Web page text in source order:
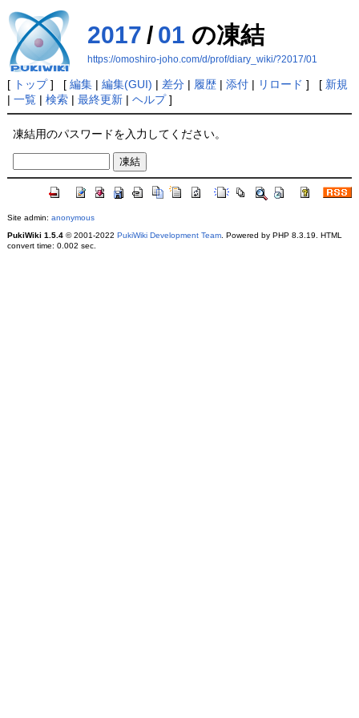
2017 / 01 の凍結
https://omoshiro-joho.com/d/prof/diary_wiki/?2017/01
[ トップ] [ 編集| 編集(GUI) | 差分| 履歴| 添付| リロード ] [ 新規
| 一覧| 検索| 最終更新| ヘルプ]
凍結用のパスワードを入力してください。
Site admin: anonymous
PukiWiki 1.5.4© 2001-2022 PukiWiki Development Team. Powered by PHP 8.3.19. HTML
convert time: 0.002 sec.